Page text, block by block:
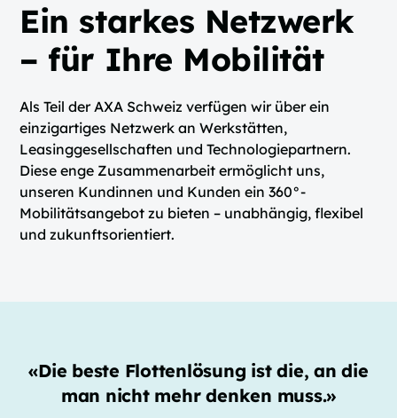
Ein starkes Netzwerk
– für Ihre Mobilität
Als Teil der AXA Schweiz verfügen wir über ein
einzigartiges Netzwerk an Werkstätten,
Leasinggesellschaften und Technologiepartnern.
Diese enge Zusammenarbeit ermöglicht uns,
unseren Kundinnen und Kunden ein 360°-
Mobilitätsangebot zu bieten – unabhängig, flexibel
und zukunftsorientiert.
«Die beste Flottenlösung ist die, an die
man nicht mehr denken muss.»